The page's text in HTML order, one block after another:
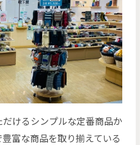
けるシンプルな定番商品か
富な商品を取り揃えている